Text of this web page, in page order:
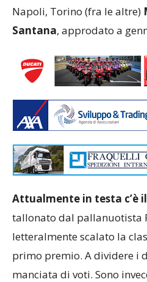
Napoli, Torino (fra le altre)
Santana, approdato a
Attualmente in testa c’è
tallonato dal pallanuotista
letteralmente scalato la
primo premio. A dividere i
manciata di voti. Sono